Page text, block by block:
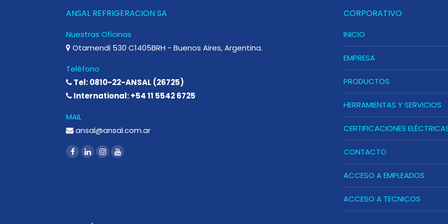
ANSAL REFRIGERACION SA
Nuestras Oficinas
Otamendi 530 C1405BRH - Buenos Aires, Argentina.
Teléfono
Tel: 0810-22-ANSAL (26725)
International: +54 11 5542 6725
MAIL
ansal@ansal.com.ar
CORPORATIVO
INICIO
EMPRESA
PRODUCTOS
HERRAMIENTAS Y SERVICIOS
CERTIFICACIONES
CONTACTO
ACCESO A EMPLEADOS
ACCESO A TECNICOS